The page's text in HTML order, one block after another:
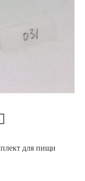
для пищи